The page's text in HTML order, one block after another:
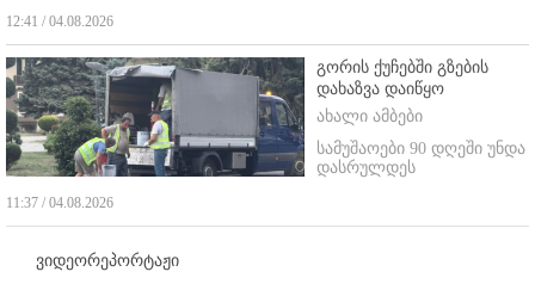
12:41 / 04.08.2026
გორის ქუჩებში გზების
დახაზვა დაიწყო
ახალი ამბები
სამუშაოები 90 დღეში უნდა
დასრულდეს
11:37 / 04.08.2026
ვიდეორეპორტაჟი